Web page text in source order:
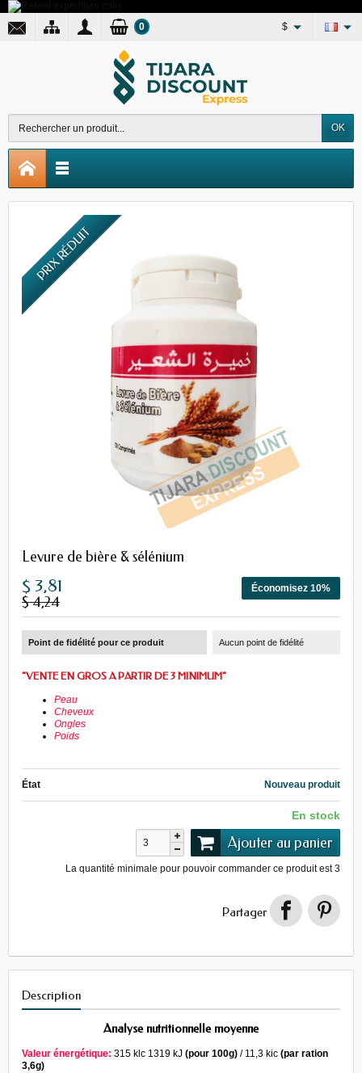
$
OK
0
PRIX RÉDUIT
Levure de bière & sélénium
Économisez 10%
$ 3,81
$ 4,24
Point de fidélité pour ce produit Aucun point de fidélité
"VENTE EN GROS A PARTIR DE 3 MINIMUM"
Peau
Cheveux
Ongles
Poids
État Nouveau produit
En stock
Ajouter au panier
La quantité minimale pour pouvoir commander ce produit est3
Partager
Description
Analyse nutritionnelle moyenne
Valeur énergétique: 315 klc 1319 kJ (pour 100g) / 11,3 kic (par ration
3,6g)